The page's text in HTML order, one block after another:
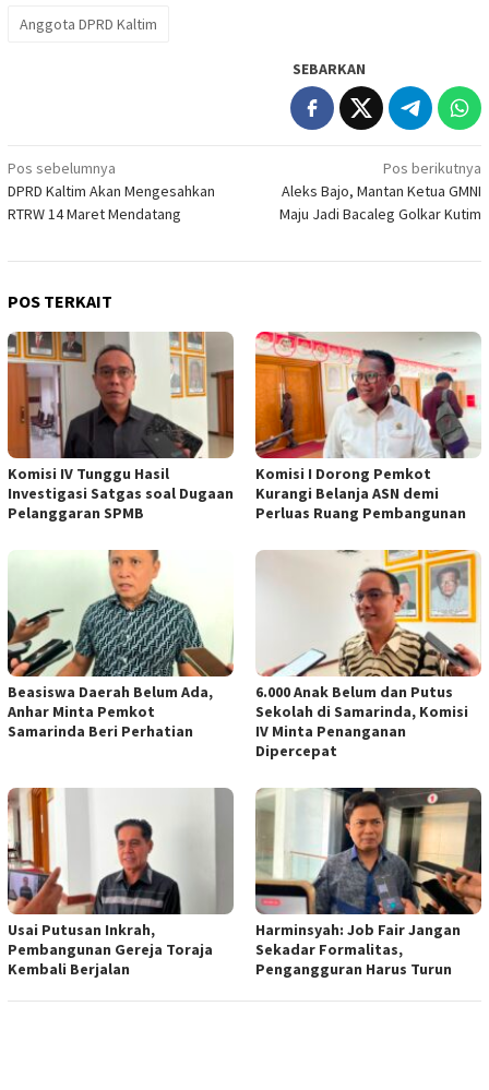
Anggota DPRD Kaltim
SEBARKAN
Navigasi
pos
Pos sebelumnya
DPRD Kaltim Akan Mengesahkan
RTRW 14 Maret Mendatang
Pos berikutnya
Aleks Bajo, Mantan Ketua GMNI
Maju Jadi Bacaleg Golkar Kutim
POS TERKAIT
Komisi IV Tunggu Hasil
Investigasi Satgas soal Dugaan
Pelanggaran SPMB
Komisi I Dorong Pemkot
Kurangi Belanja ASN demi
Perluas Ruang Pembangunan
Beasiswa Daerah Belum Ada,
Anhar Minta Pemkot
Samarinda Beri Perhatian
6.000 Anak Belum dan Putus
Sekolah di Samarinda, Komisi
IV Minta Penanganan
Dipercepat
Usai Putusan Inkrah,
Pembangunan Gereja Toraja
Kembali Berjalan
Harminsyah: Job Fair Jangan
Sekadar Formalitas,
Pengangguran Harus Turun